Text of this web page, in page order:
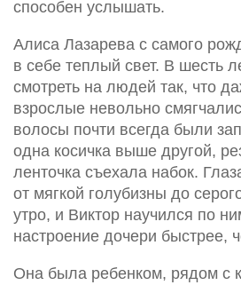
способен услышать.
Алиса Лазарева с самого
в себе теплый свет. В шесть
смотреть на людей так, что
взрослые невольно
волосы почти всегда были
одна косичка выше другой,
ленточка съехала набок.
от мягкой голубизны до
утро, и Виктор научился по
настроение дочери быстрее,
Она была ребенком, рядом с